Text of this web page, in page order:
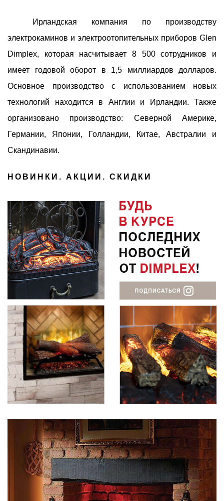
Ирландская компания по производству
электрокаминов и электроотопительных приборов Glen
Dimplex, которая насчитывает 8 500 сотрудников и
имеет годовой оборот в 1,5 миллиардов долларов.
Основное производство с использованием новых
технологий находится в Англии и Ирландии. Также
организовано производство: Северной Америке,
Германии, Японии, Голландии, Китае, Австралии и
Скандинавии.
НОВИНКИ. АКЦИИ. СКИДКИ